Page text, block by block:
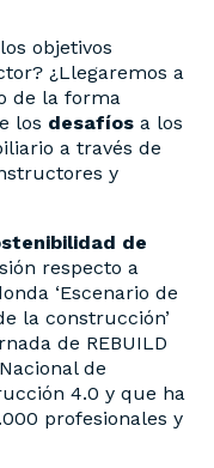
objetivos
¿Llegaremos a
de la forma
los desafíos a los
a través de
y
de
respecto a
‘Escenario de
la construcción’
de REBUILD
de
4.0 y que ha
profesionales y